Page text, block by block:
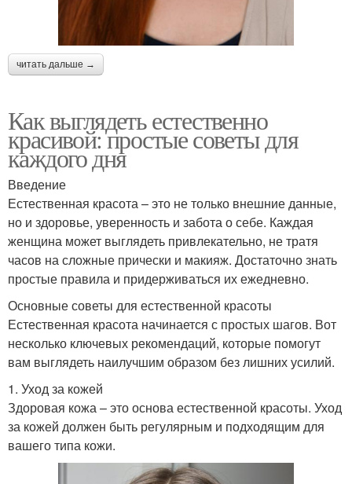
читать дальше →
Как выглядеть естественно
красивой: простые советы для
каждого дня
Введение
Естественная красота – это не только внешние данные,
но и здоровье, уверенность и забота о себе. Каждая
женщина может выглядеть привлекательно, не тратя
часов на сложные прически и макияж. Достаточно знать
простые правила и придерживаться их ежедневно.
Основные советы для естественной красоты
Естественная красота начинается с простых шагов. Вот
несколько ключевых рекомендаций, которые помогут
вам выглядеть наилучшим образом без лишних усилий.
1. Уход за кожей
Здоровая кожа – это основа естественной красоты. Уход
за кожей должен быть регулярным и подходящим для
вашего типа кожи.